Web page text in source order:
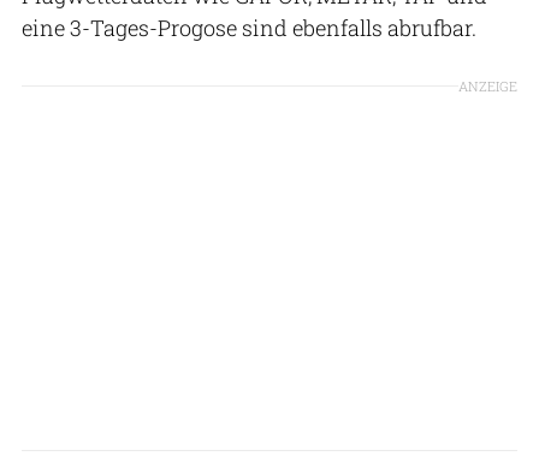
eine 3-Tages-Progose sind ebenfalls abrufbar.
ANZEIGE